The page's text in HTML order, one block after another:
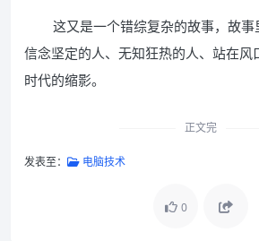
这又是一个错综复杂的故事，故事
信念坚定的人、无知狂热的人、站在
时代的缩影。
正文完
发表至： 电脑技术
0